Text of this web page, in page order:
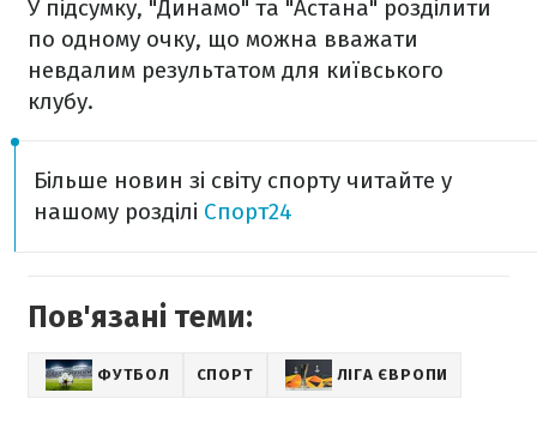
У підсумку, "Динамо" та "Астана" розділити
по одному очку, що можна вважати
невдалим результатом для київського
клубу.
Більше новин зі світу спорту читайте у
нашому розділі Спорт24
Пов'язані теми:
ФУТБОЛ СПОРТ ЛІГА ЄВРОПИ